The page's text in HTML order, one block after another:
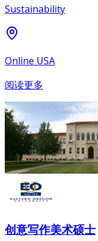
Sustainability
Online USA
阅读更多
创意写作美术硕士